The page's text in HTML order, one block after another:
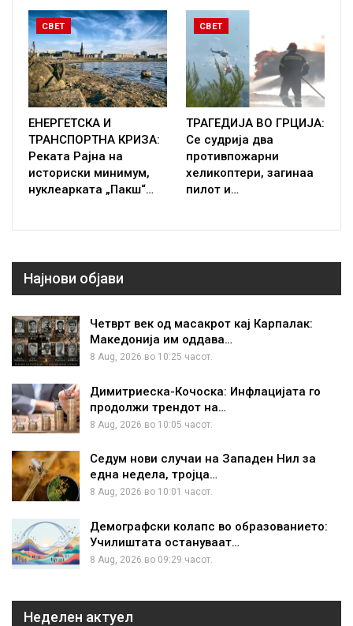
СВЕТ
ЕНЕРГЕТСКА И
ТРАНСПОРТНА КРИЗА:
Реката Рајна на
историски минимум,
нуклеарката „Пакш“…
СВЕТ
ТРАГЕДИЈА ВО ГРЦИЈА:
Се судрија два
противпожарни
хеликоптери, загинаа
пилот и…
Најнови објави
Четврт век од масакрот кај Карпалак:
Македонија им оддава…
8 Aug, 2026 во 10:25 часот.
Димитриеска-Кочоска: Инфлацијата го
продолжи трендот на…
8 Aug, 2026 во 10:05 часот.
Седум нови случаи на Западен Нил за
една недела, тројца…
8 Aug, 2026 во 10:01 часот.
Демографски колапс во образованието:
Училиштата остануваат…
8 Aug, 2026 во 09:29 часот.
Неделен актуел